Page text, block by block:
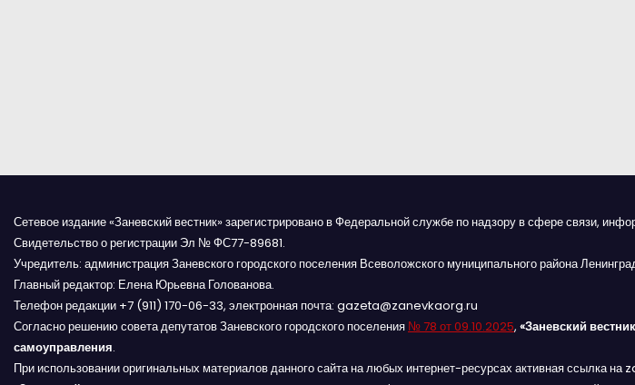
п
з
а
п
и
Сетевое издание «Заневский вестник» зарегистрировано в Федеральной службе по надзору в сфере связи,
Свидетельство о регистрации Эл № ФС77-89681.
Учредитель: администрация Заневского городского поселения Всеволожского муниципального района
Главный редактор: Елена Юрьевна Голованова.
Телефон редакции +7 (911) 170-06-33, электронная почта: gazeta@zanevkaorg.ru
Согласно решению совета депутатов Заневского городского поселения № 78 от 09.10.2025, «Заневский
самоуправления.
При использовании оригинальных материалов данного сайта на любых интернет-ресурсах активная ссылка